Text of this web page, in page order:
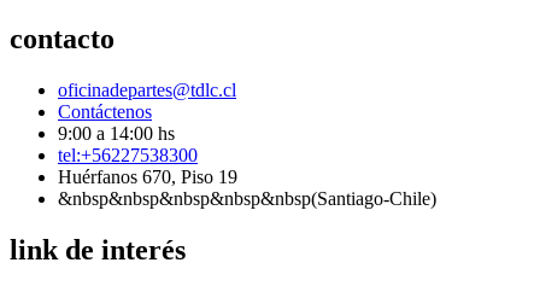
contacto
oficinadepartes@tdlc.cl
Contáctenos
9:00 a 14:00 hs
tel:+56227538300
Huérfanos 670, Piso 19
&nbsp&nbsp&nbsp&nbsp&nbsp(Santiago-Chile)
link de interés